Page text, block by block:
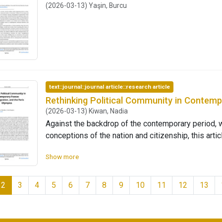
(2026-03-13) Yaşin, Burcu
text::journal::journal article::research article
Rethinking Political Community in
(2026-03-13) Kiwan, Nadia
Against the backdrop of the contemporary
conceptions of the nation and citizenship, this
in postcolonial societies such as France throw
alternatives to hostile national political
Given the growth of migration-related anxiety in
that frame our public institutions and cultural
Show more
2 3 4 5 6 7 8 9 10 11 12 13